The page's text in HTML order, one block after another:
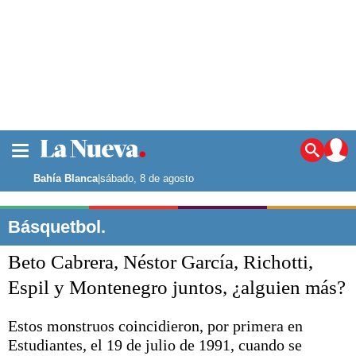
Noticias
La ciudad
Punta Alta
El mundo
Seguridad
Opinión
Deportes
Escenario Olímpico
Liga del Sur
Bahía Blanca|sábado, 8 de agosto
Básquetbol.
Beto Cabrera, Néstor García, Richotti,
Espil y Montenegro juntos, ¿alguien más?
Estos monstruos coincidieron, por primera en
Estudiantes, el 19 de julio de 1991, cuando se